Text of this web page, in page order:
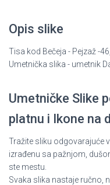
Opis slike
Tisa kod Bečeja - Pejzaž -
Umetnička slika - umetnik
Umetničke Slike
platnu i Ikone na
Tražite sliku odgovarajuće
izrađenu sa pažnjom,
ste mestu.
Svaka slika nastaje ručno,